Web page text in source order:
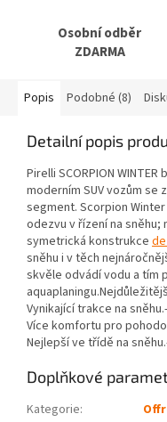
Osobní odběr
ZDARMA
Popis Podobné (8)
Detailní popis
Pirelli SCORPION
moderním SUV vozům se
segment. Scorpion
odezvu v řízení na sněhu;
symetrická konstrukce
sněhu i v těch
skvěle odvádí vodu a tím
Vynikající trakce na
Více komfortu pro
Nejlepší ve třídě na
Doplňkové
Kategorie: